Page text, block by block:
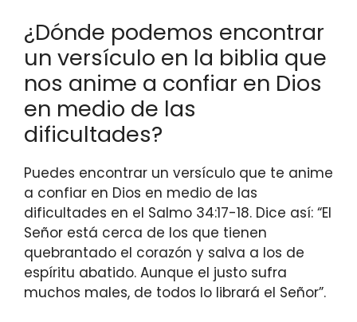
¿Dónde podemos encontrar
un versículo en la biblia que
nos anime a confiar en Dios
en medio de las
dificultades?
Puedes encontrar un versículo que te anime
a confiar en Dios en medio de las
dificultades en el Salmo 34:17-18. Dice así: “El
Señor está cerca de los que tienen
quebrantado el corazón y salva a los de
espíritu abatido. Aunque el justo sufra
muchos males, de todos lo librará el Señor”.